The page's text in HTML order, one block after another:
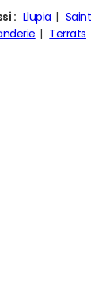
: Llupia
Terrats